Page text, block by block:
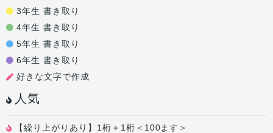
3年生 書き取り
4年生 書き取り
5年生 書き取り
6年生 書き取り
好きな文字で作成
人気
【繰り上がりあり】1桁＋1桁＜100ます＞